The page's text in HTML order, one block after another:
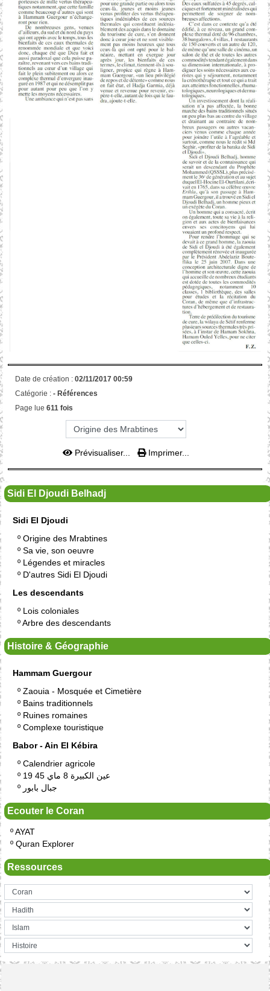
Sidi El Djoudi Belhadj
Sidi El Djoudi
º Origine des Mrabtines
º Sa vie, son oeuvre
º Légendes et miracles
º D'autres Sidi El Djoudi
Les descendants
º Lois coloniales
ºArbre des descendants
Histoire & Géographie
Hammam Guergour
º Zaouia - Mosquée et Cimetière
º Bains traditionnels
º Ruines romaines
º Complexe touristique
Babor - Ain El Kébira
º Calendrier agricole
º
19 عين الكبيرة 8 ماي 45
º جبال بابور
Ecouter le Coran
ºAYAT
º Quran Explorer
Ressources
Date de création : 02/11/2017 00:59
Catégorie : - Références
Page lue 611 fois
Prévisualiser... Imprimer...